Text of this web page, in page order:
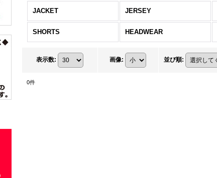
JACKET JERSEY
SHORTS HEADWEAR
表示数: 画像: 並び順:
0件